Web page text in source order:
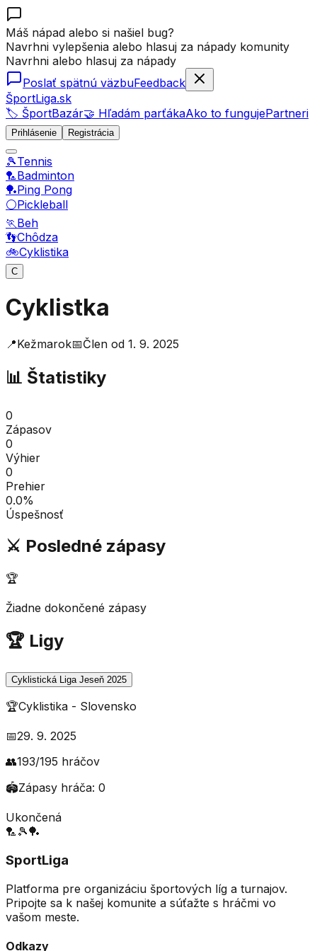
Máš nápad alebo si našiel bug?
Navrhni vylepšenia alebo hlasuj za nápady komunity
Navrhni alebo hlasuj za nápady
Poslať spätnú väzbuFeedback
ŠportLiga.sk
🏷️ ŠportBazár🤝 Hľadám parťákaAko to fungujePartneri
Prihlásenie Registrácia
🎾Tennis
🏸Badminton
🏓Ping Pong
⚪Pickleball
🏃Beh
👣Chôdza
🚲Cyklistika
C
Cyklistka
📍Kežmarok📅Člen od 1. 9. 2025
📊 Štatistiky
0
Zápasov
0
Výhier
0
Prehier
0.0%
Úspešnosť
⚔️ Posledné zápasy
🏆
Žiadne dokončené zápasy
🏆 Ligy
Cyklistická Liga Jeseň 2025
🏆Cyklistika - Slovensko
📅29. 9. 2025
👥193/195 hráčov
🏟️Zápasy hráča: 0
Ukončená
🏸 🎾🏓
SportLiga
Platforma pre organizáciu športových líg a turnajov.
Pripojte sa k našej komunite a súťažte s hráčmi vo
vašom meste.
Odkazy